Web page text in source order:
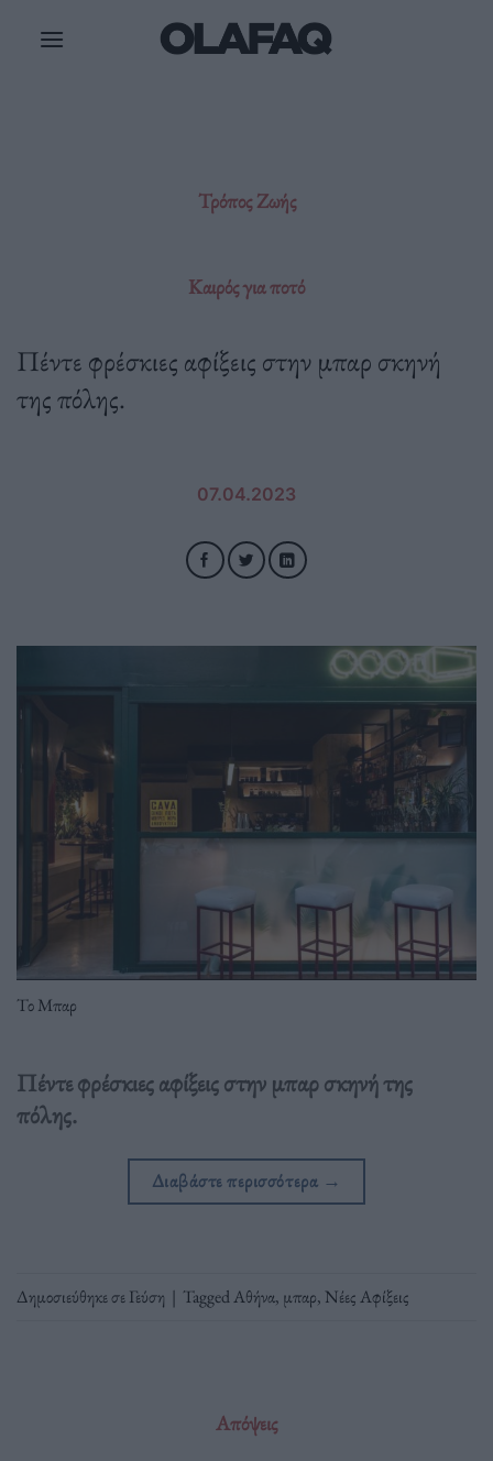
Τρόπος Ζωής
Καιρός για ποτό
Πέντε φρέσκιες αφίξεις στην μπαρ σκηνή
της πόλης.
07.04.2023
Το Μπαρ
Πέντε φρέσκιες αφίξεις στην μπαρ σκηνή της
πόλης.
Διαβάστε περισσότερα →
Δημοσιεύθηκε σεΓεύση | TaggedΑθήνα, μπαρ, Νέες Αφίξεις
Απόψεις